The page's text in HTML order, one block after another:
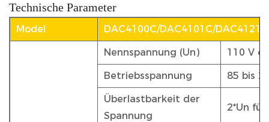
Technische Parameter
Model DAC4100C/DAC4101C/
Nennspannung (Un) 110 V
Betriebsspannung 85 bis
Überlastbarkeit der
Spannung
2*Un